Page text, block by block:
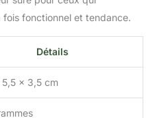
fonctionnel et tendance.
Détails
5,5 x 3,5 cm